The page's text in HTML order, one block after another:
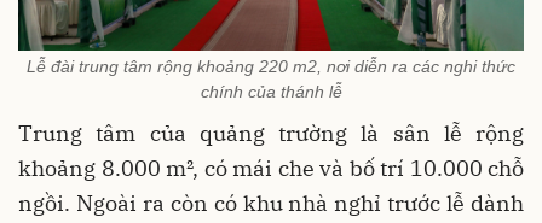
Lễ đài trung tâm rộng khoảng 220 m2, nơi diễn ra các nghi thức
chính của thánh lễ
Trung tâm của quảng trường là sân lễ rộng
khoảng 8.000 m², có mái che và bố trí 10.000 chỗ
ngồi. Ngoài ra còn có khu nhà nghỉ trước lễ dành